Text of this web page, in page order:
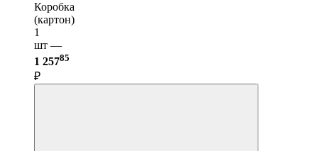
Коробка
(картон)
1
шт —
1 25785
₽